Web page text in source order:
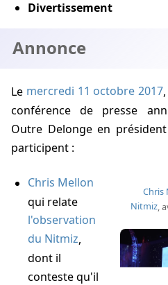
Divertissement
Annonce
Le mercredi 11 octobre 2017
conférence de presse
Outre Delongeen président
participent :
Chris
Nitmiz ,
Chris Mellon
qui relate
l'observation
du Nitmiz,
dont il
conteste qu'il